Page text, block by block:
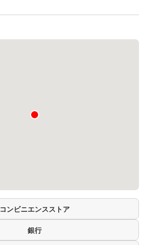
コンビニエンスストア
銀行